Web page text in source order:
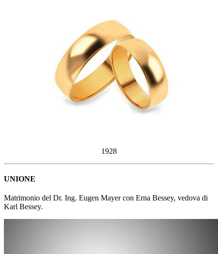
1928
UNIONE
Matrimonio del Dr. Ing. Eugen Mayer con Erna Bessey, vedova di
Karl Bessey.